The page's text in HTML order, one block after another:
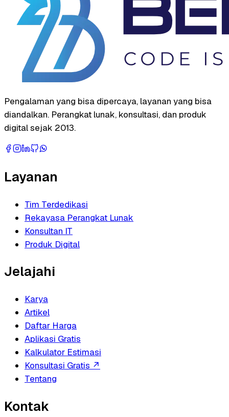
Pengalaman yang bisa dipercaya, layanan yang bisa
diandalkan. Perangkat lunak, konsultasi, dan produk
digital sejak 2013.
Layanan
Tim Terdedikasi
Rekayasa Perangkat Lunak
Konsultan IT
Produk Digital
Jelajahi
Karya
Artikel
Daftar Harga
Aplikasi Gratis
Kalkulator Estimasi
Konsultasi Gratis ↗
Tentang
Kontak